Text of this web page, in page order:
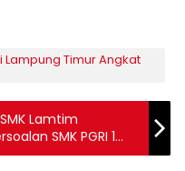
Timur Angkat
Lamtim
SMK PGRI 1